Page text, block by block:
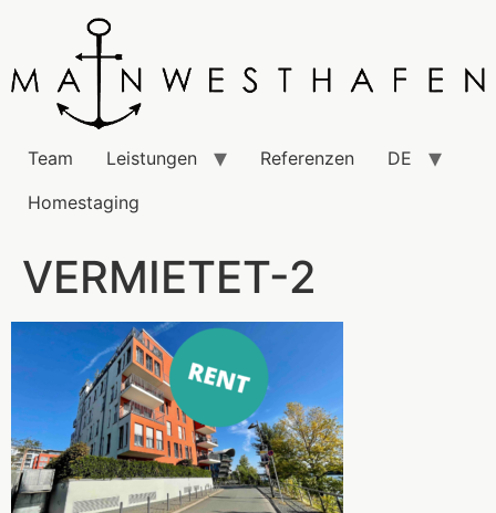
Team Leistungen Referenzen
DE
Homestaging
VERMIETET-2